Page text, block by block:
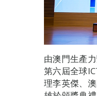
由澳門生產
第六屆全球
理李英傑、